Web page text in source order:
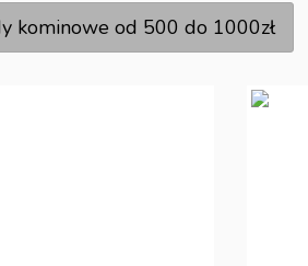
kominowe od 500 do 1000zł